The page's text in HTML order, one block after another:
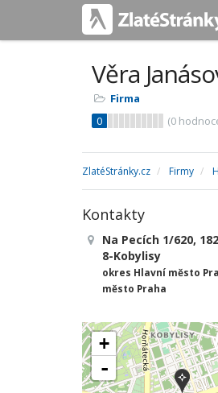
Věra
Firma
0
(0
ZlatéStránky.cz Firmy
Kontakty
Na Pecích 1/620,
8-Kobylisy
okres Hlavní město
město Praha
+
-